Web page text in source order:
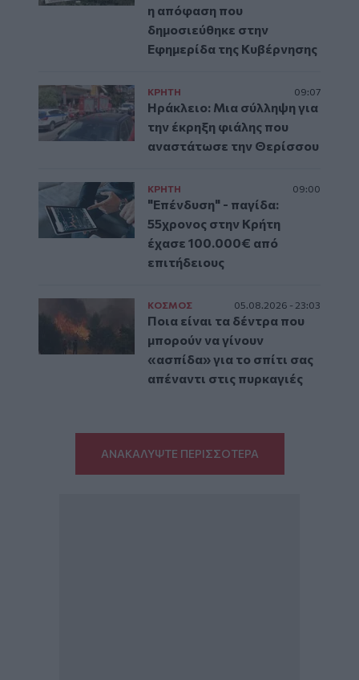
η απόφαση που
δημοσιεύθηκε στην
Εφημερίδα της Κυβέρνησης
ΚΡΗΤΗ 09:07
Ηράκλειο: Μια σύλληψη για
την έκρηξη φιάλης που
αναστάτωσε την Θερίσσου
ΚΡΗΤΗ 09:00
"Επένδυση" - παγίδα:
55χρονος στην Κρήτη
έχασε 100.000€ από
επιτήδειους
ΚΟΣΜΟΣ 05.08.2026 - 23:03
Ποια είναι τα δέντρα που
μπορούν να γίνουν
«ασπίδα» για το σπίτι σας
απέναντι στις πυρκαγιές
ΑΝΑΚΑΛΥΨΤΕ ΠΕΡΙΣΣΟΤΕΡΑ